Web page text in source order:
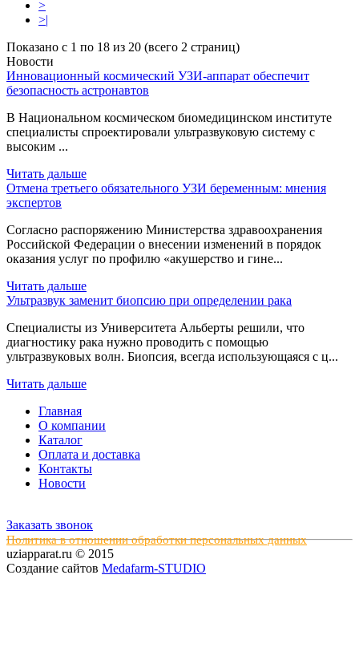
>
>|
Показано с 1 по 18 из 20 (всего 2 страниц)
Новости
Инновационный космический УЗИ-аппарат обеспечит
безопасность астронавтов
В Национальном космическом биомедицинском институте
специалисты спроектировали ультразвуковую систему с
высоким ...
Читать дальше
Отмена третьего обязательного УЗИ беременным: мнения
экспертов
Согласно распоряжению Министерства здравоохранения
Российской Федерации о внесении изменений в порядок
оказания услуг по профилю «акушерство и гине...
Читать дальше
Ультразвук заменит биопсию при определении рака
Специалисты из Университета Альберты решили, что
диагностику рака нужно проводить с помощью
ультразвуковых волн. Биопсия, всегда использующаяся с ц...
Читать дальше
Главная
О компании
Каталог
Оплата и доставка
Контакты
Новости
Заказать звонок
Политика в отношении обработки персональных данных
uziapparat.ru © 2015
Создание сайтов Medafarm-STUDIO